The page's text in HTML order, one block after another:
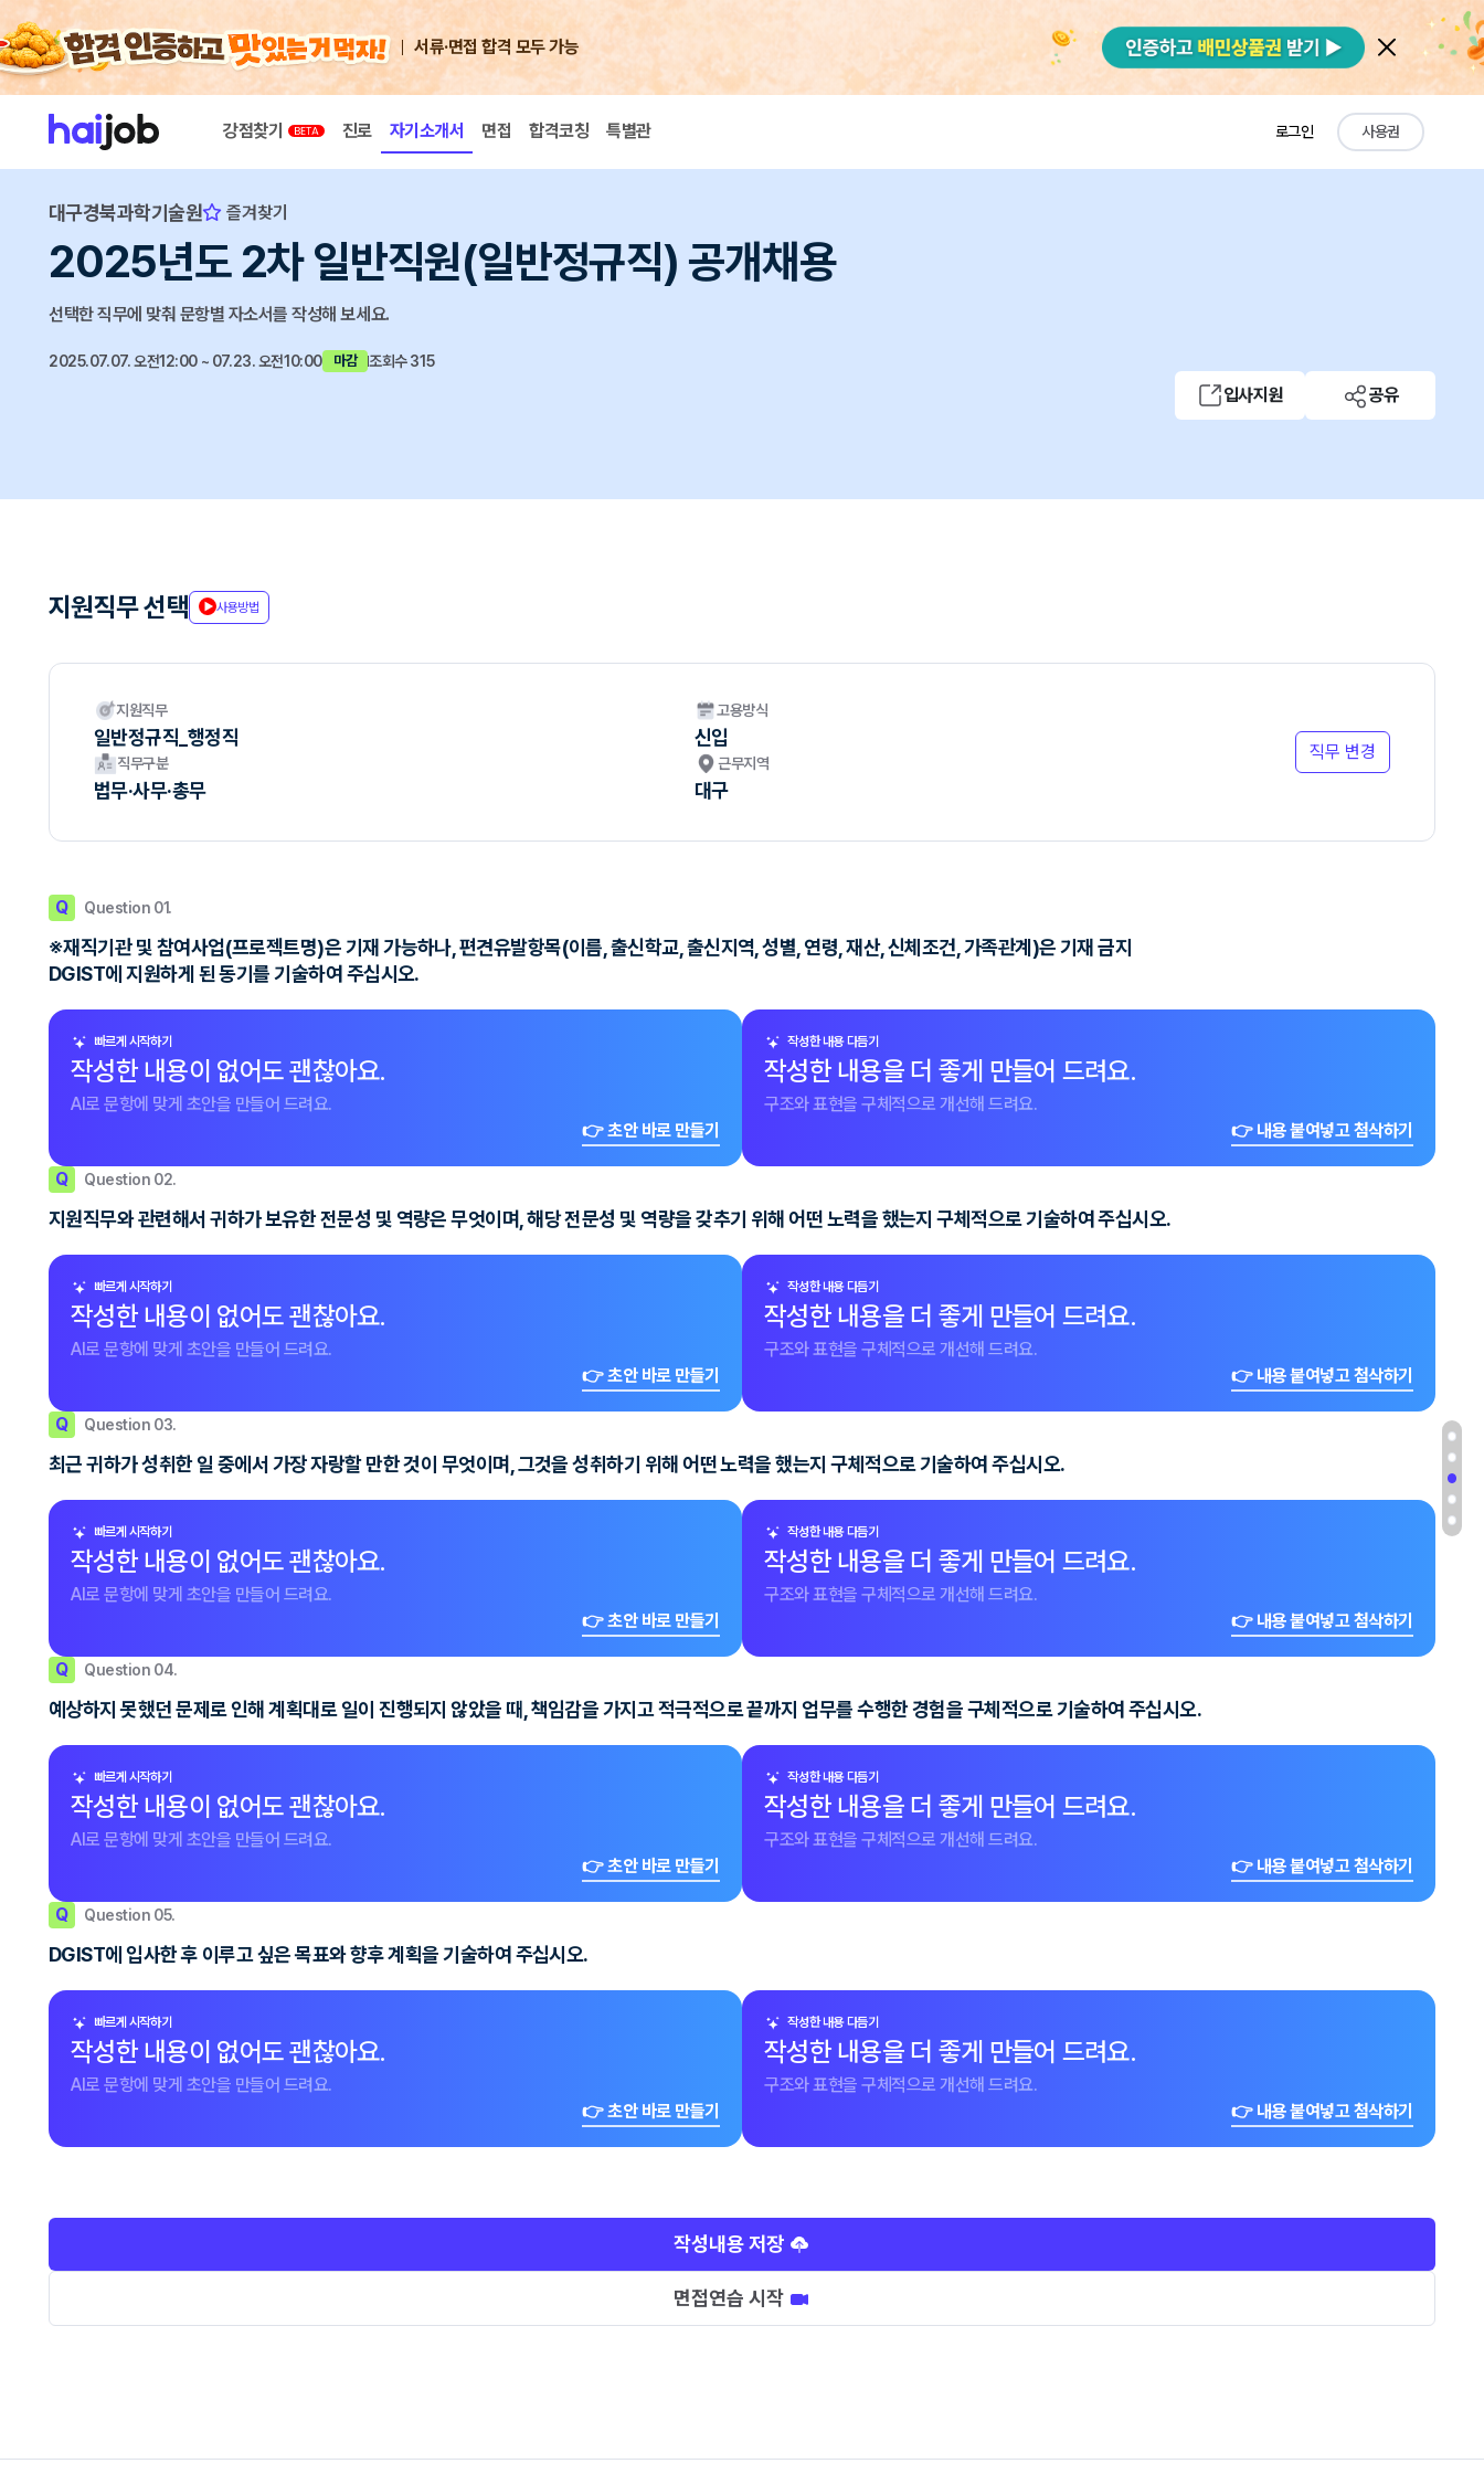
서류·면접 합격 모두 가능
강점찾기 진로 자기소개서 면접 합격코칭 특별관 로그인 사용권
대구경북과학기술원 즐겨찾기
2025년도 2차 일반직원(일반정규직) 공개채용
선택한 직무에 맞춰 문항별 자소서를 작성해 보세요.
2025.07.07. 오전12:00 ~ 07.23. 오전10:00 마감 조회수 315
입사지원 공유
지원직무 선택 사용방법
지원직무
일반정규직_행정직
고용방식
신입
직무구분
법무·사무·총무
근무지역
대구
직무 변경
Q Question 01.
※재직기관 및 참여사업(프로젝트명)은 기재 가능하나, 편견유발항목(이름, 출신학교, 출신지역, 성별, 연령, 재산, 신체조건, 가족관계)은 기재 금지
DGIST에 지원하게 된 동기를 기술하여 주십시오.
빠르게 시작하기
작성한 내용이 없어도 괜찮아요.
AI로 문항에 맞게 초안을 만들어 드려요.
👉 초안 바로 만들기
작성한 내용 다듬기
작성한 내용을 더 좋게 만들어 드려요.
구조와 표현을 구체적으로 개선해 드려요.
👉 내용 붙여넣고 첨삭하기
Q Question 02.
지원직무와 관련해서 귀하가 보유한 전문성 및 역량은 무엇이며, 해당 전문성 및 역량을 갖추기 위해 어떤 노력을 했는지 구체적으로 기술하여 주십시오.
빠르게 시작하기
작성한 내용이 없어도 괜찮아요.
AI로 문항에 맞게 초안을 만들어 드려요.
👉 초안 바로 만들기
작성한 내용 다듬기
작성한 내용을 더 좋게 만들어 드려요.
구조와 표현을 구체적으로 개선해 드려요.
👉 내용 붙여넣고 첨삭하기
Q Question 03.
최근 귀하가 성취한 일 중에서 가장 자랑할 만한 것이 무엇이며, 그것을 성취하기 위해 어떤 노력을 했는지 구체적으로 기술하여 주십시오.
빠르게 시작하기
작성한 내용이 없어도 괜찮아요.
AI로 문항에 맞게 초안을 만들어 드려요.
👉 초안 바로 만들기
작성한 내용 다듬기
작성한 내용을 더 좋게 만들어 드려요.
구조와 표현을 구체적으로 개선해 드려요.
👉 내용 붙여넣고 첨삭하기
Q Question 04.
예상하지 못했던 문제로 인해 계획대로 일이 진행되지 않았을 때, 책임감을 가지고 적극적으로 끝까지 업무를 수행한 경험을 구체적으로 기술하여 주십시오.
빠르게 시작하기
작성한 내용이 없어도 괜찮아요.
AI로 문항에 맞게 초안을 만들어 드려요.
👉 초안 바로 만들기
작성한 내용 다듬기
작성한 내용을 더 좋게 만들어 드려요.
구조와 표현을 구체적으로 개선해 드려요.
👉 내용 붙여넣고 첨삭하기
Q Question 05.
DGIST에 입사한 후 이루고 싶은 목표와 향후 계획을 기술하여 주십시오.
빠르게 시작하기
작성한 내용이 없어도 괜찮아요.
AI로 문항에 맞게 초안을 만들어 드려요.
👉 초안 바로 만들기
작성한 내용 다듬기
작성한 내용을 더 좋게 만들어 드려요.
구조와 표현을 구체적으로 개선해 드려요.
👉 내용 붙여넣고 첨삭하기
작성내용 저장
면접연습 시작